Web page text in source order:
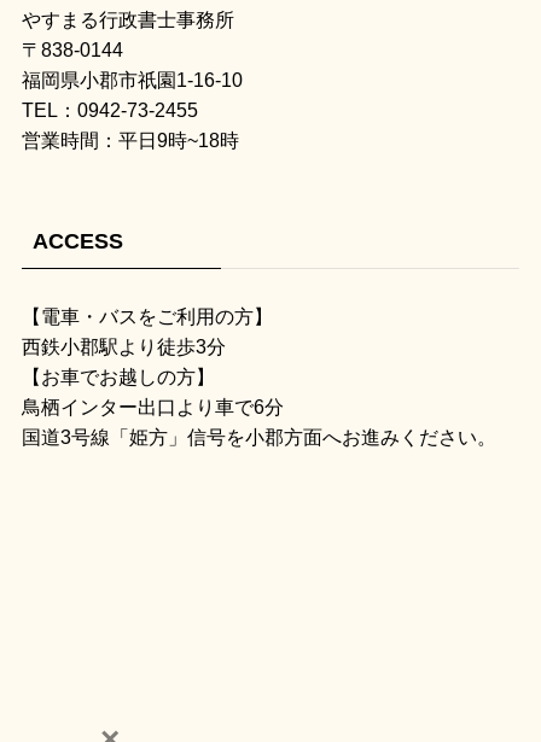
やすまる行政書士事務所
〒838-0144
福岡県小郡市祇園1-16-10
TEL：0942-73-2455
営業時間：平日9時~18時
ACCESS
【電車・バスをご利用の方】
西鉄小郡駅より徒歩3分
【お車でお越しの方】
鳥栖インター出口より車で6分
国道3号線「姫方」信号を小郡方面へお進みください。